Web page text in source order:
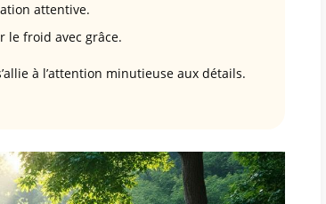
attentive.
le froid avec grâce.
à l’attention minutieuse aux détails.